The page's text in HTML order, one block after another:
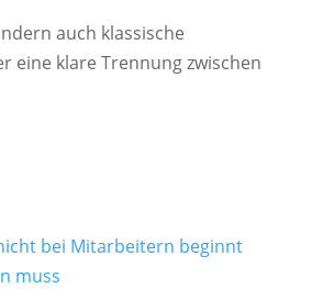
auch klassische
eine klare Trennung zwischen
bei Mitarbeitern beginnt
muss